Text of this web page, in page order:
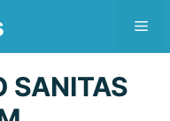
SANITAS